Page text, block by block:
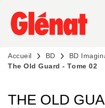
MENU RECHERCHE
PIED DE PAGE
Accueil BD BD
The Old Guard - Tome 02
THE OLD